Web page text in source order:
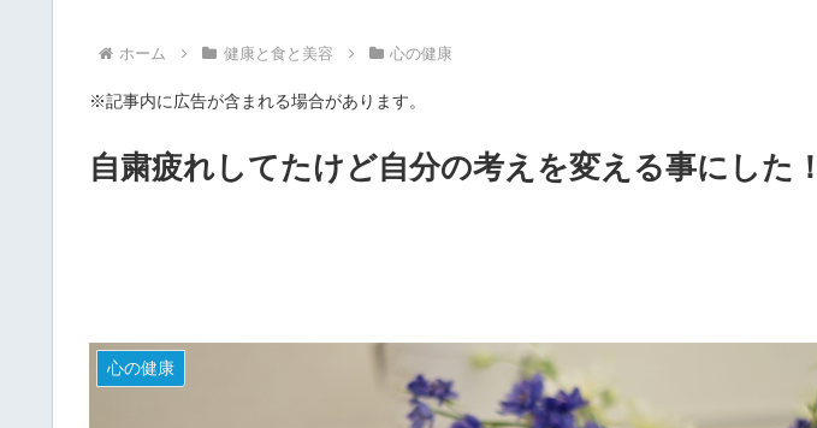
ホーム 健康と食と美容 心の健康
※記事内に広告が含まれる場合があります。
自粛疲れしてたけど自分の考えを変える事にした！
心の健康